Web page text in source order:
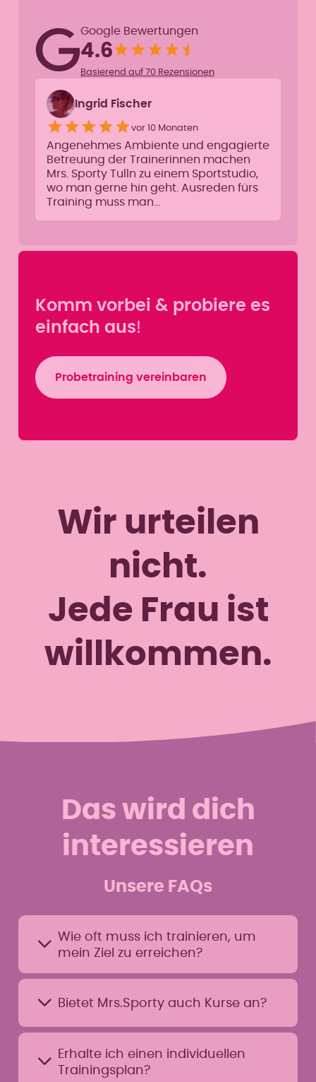
Google Bewertungen
4.6
Basierend auf 70 Rezensionen
Ingrid Fischer
vor 10 Monaten
Angenehmes Ambiente und engagierte
Betreuung der Trainerinnen machen
Mrs. Sporty Tulln zu einem Sportstudio,
wo man gerne hin geht. Ausreden fürs
Training muss man…
Komm vorbei & probiere es
einfach aus!
Probetraining vereinbaren
Wir urteilen
nicht.
Jede Frau ist
willkommen.
Das wird dich
interessieren
Unsere FAQs
Wie oft muss ich trainieren, um
mein Ziel zu erreichen?
ist so aufgebaut, dass du mit
pro Woche á 30 Minuten dein Ziel
erreichen kannst.
Bietet Mrs.Sporty auch Kurse an?
Auswahl an unterschiedlichen
Gruppentrainings nur für Frauen.
Erhalte ich einen individuellen
Trainingsplan?